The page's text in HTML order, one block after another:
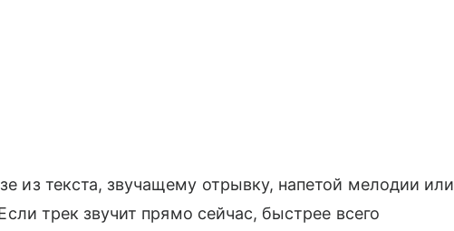
из текста, звучащему отрывку, напетой мелодии или
трек звучит прямо сейчас, быстрее всего